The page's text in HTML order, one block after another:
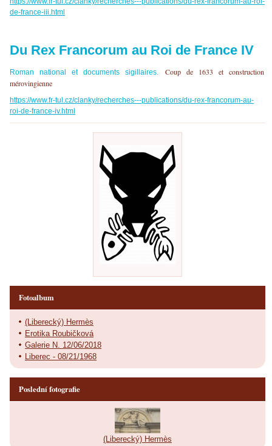
de-france-iii.html
Du Rex Francorum au Roi de France IV
Roman national et documents sigillaires.
Coup de 1633 et construction
mérovingienne
https://www.fr-tul.cz/clanky/recherches---publications/du-rex-francorum-au-
roi-de-france-iv.html
Fotoalbum
(Liberecký) Hermès
Erotika Roubičková
Galerie N. 12/06/2018
Liberec - 08/21/1968
Poslední fotografie
(Liberecký) Hermès